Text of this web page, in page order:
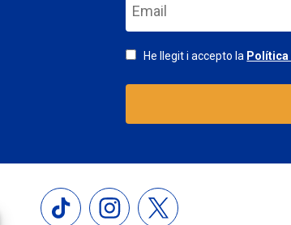
He llegit i accepto la Política